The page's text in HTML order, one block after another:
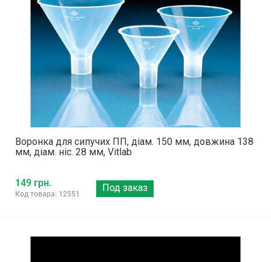
Воронка для сипучих ПП, діам. 150 мм, довжина 138
мм, діам. ніс. 28 мм, Vitlab
149 грн.
Код товара: 12551
Под заказ